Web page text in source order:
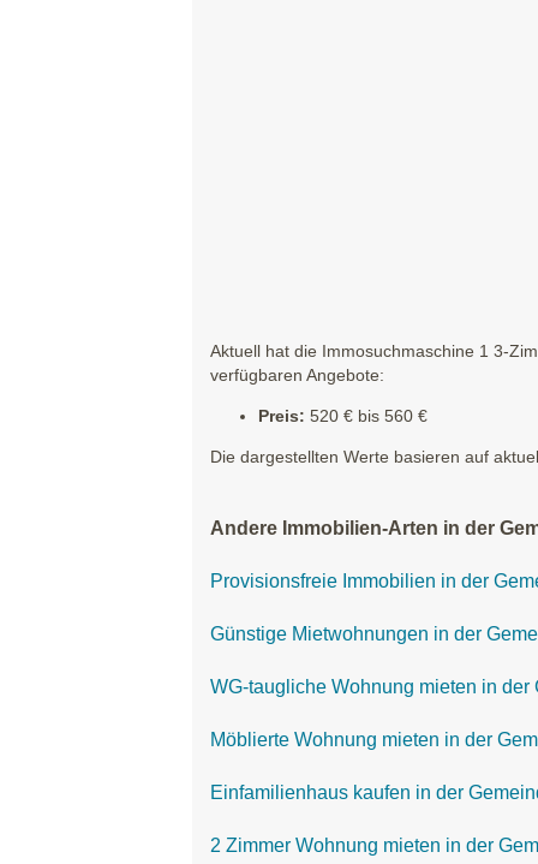
Aktuell hat die Immosuchmaschine 1 3-
verfügbaren Angebote:
Preis: 520 € bis 560 €
Die dargestellten Werte basieren auf
Andere Immobilien-Arten in der
Provisionsfreie Immobilien in der
Günstige Mietwohnungen in der
WG-taugliche Wohnung mieten in der
Möblierte Wohnung mieten in der
Einfamilienhaus kaufen in der
2 Zimmer Wohnung mieten in der